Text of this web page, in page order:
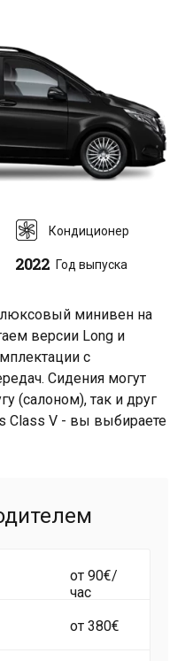
Кондиционер
2022 Год выпуска
минивен на
версии Long и
с
Сидения могут
(салоном), так и друг
Class V - вы выбираете
от 90€/
час
от 380€